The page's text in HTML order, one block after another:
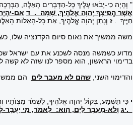
" וְהָיָה כִי-יָבֹאוּ עָלֶיךָ כָּל-הַדְּבָרִים הָאֵלֶּה,
אֲשֶׁר הֱפִיצְךָ יְהוָה אֱלֹהֶיךָ, שָׁמָּה .ד אִם-
חַיֶּיךָ .ז וְנָתַן יְהוָה אֱלֹהֶיךָ, אֵת כָּל-הָאָלוֹת
משה ממשיך את נאום סיום הקדנציה שלו,
מדוע כשמשה מנסה לשכנע את עם ישראל
בדימוי הראשון, הוא מספר לנו שזה לא
והדימוי השני,שהם לא מעבר לים הם ממש
י כִּי תִשְׁמַע, בְּקוֹל יְהוָה אֱלֹהֶיךָ, לִשְׁמֹר
.יג וְלֹא-מֵעֵבֶר לַיָּם, הִוא: לֵאמֹר, מִי יַעֲבָר-